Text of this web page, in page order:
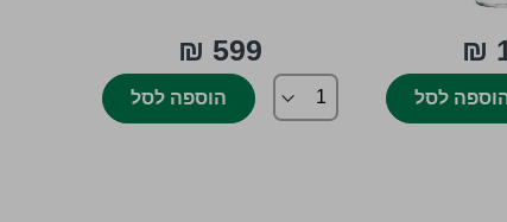
לסל
599 ₪
הוספה לסל